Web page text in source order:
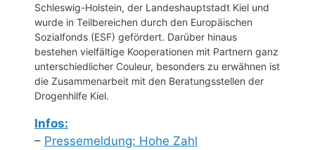
Schleswig-Holstein, der Landeshauptstadt Kiel und
wurde in Teilbereichen durch den Europäischen
Sozialfonds (ESF) gefördert. Darüber hinaus
bestehen vielfältige Kooperationen mit Partnern ganz
unterschiedlicher Couleur, besonders zu erwähnen ist
die Zusammenarbeit mit den Beratungsstellen der
Drogenhilfe Kiel.
Infos:
– Pressemeldung: Hohe Zahl